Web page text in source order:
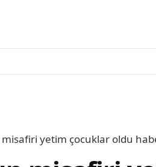
misafiri yetim çocuklar oldu